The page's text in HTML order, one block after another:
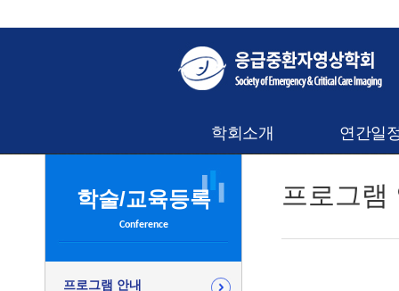
학회소개 연간일
학술/교육등록
Conference
프로그램 안내
프로그램